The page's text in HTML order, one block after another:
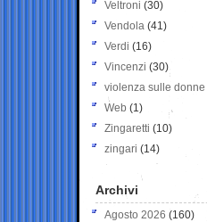
Veltroni (30)
Vendola (41)
Verdi (16)
Vincenzi (30)
violenza sulle donne
Web (1)
Zingaretti (10)
zingari (14)
Archivi
Agosto 2026 (160)